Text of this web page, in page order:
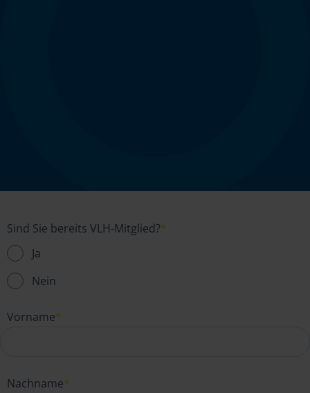
Sind Sie bereits VLH-Mitglied?*
Ja
Nein
Vorname*
Nachname*